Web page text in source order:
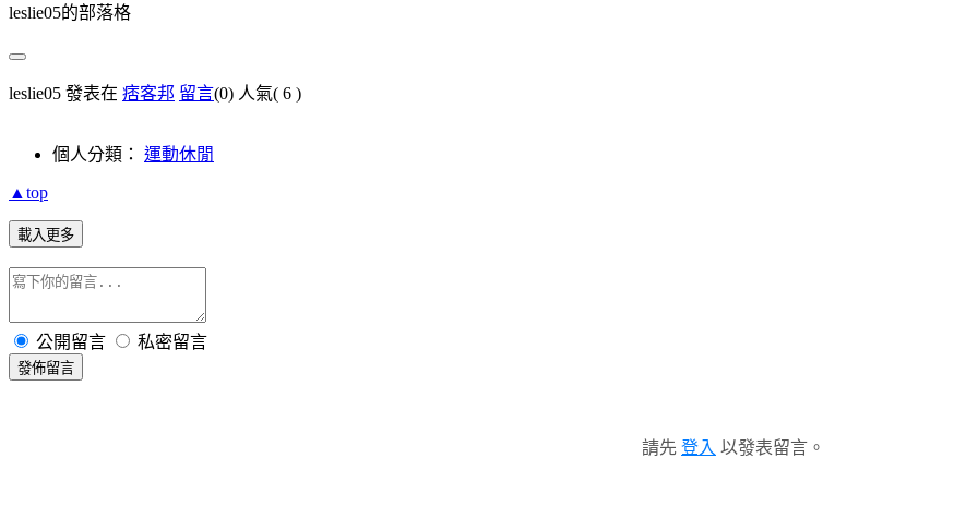
leslie05的部落格
leslie05 發表在 痞客邦 留言(0) 人氣( 6 )
個人分類： 運動休閒
▲top
載入更多
公開留言 私密留言
發佈留言
請先 登入 以發表留言。